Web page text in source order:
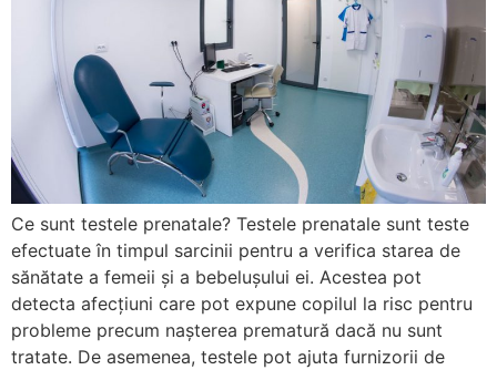
Ce sunt testele prenatale? Testele prenatale sunt teste
efectuate în timpul sarcinii pentru a verifica starea de
sănătate a femeii și a bebelușului ei. Acestea pot
detecta afecțiuni care pot expune copilul la risc pentru
probleme precum nașterea prematură dacă nu sunt
tratate. De asemenea, testele pot ajuta furnizorii de